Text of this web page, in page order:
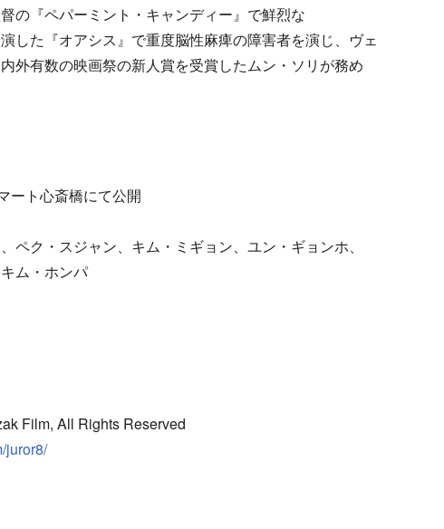
の『ペパーミント・キャンディー』で鮮烈な
した『オアシス』で重度脳性麻痺の障害者を演じ、ヴェ
外有数の映画祭の新人賞を受賞したムン・ソリが務め
ート心斎橋にて公開
ペク・スジャン、キム・ミギョン、ユン・ギョンホ、
ム・ホンパ
Film, All Rights Reserved
juror8/